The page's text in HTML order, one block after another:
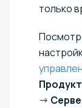
только
→